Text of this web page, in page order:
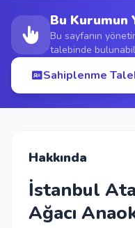
Duyurular
S.S.S.
Blog
Bu Kurumun
Bu sayfanın
talebinde
Sahiplenme
Hakkında
İstanbul
Ağacı